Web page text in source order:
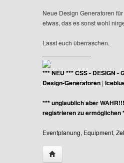
Neue Design Generatoren
etwas, das es sonst wohl
Lasst euch überraschen.
*** NEU *** CSS - DESIGN -
Design-Generatoren |
*** unglaublich aber
registrieren zu ermöglichen
Eventplanung, Equipment,
Website dieses